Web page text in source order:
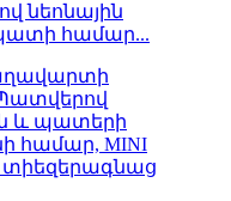
նեոնային
համար...